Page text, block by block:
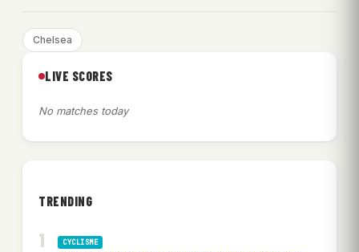
Chelsea
LIVE SCORES
No matches today
TRENDING
CYCLISME